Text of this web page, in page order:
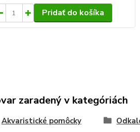
Pridať do košíka
zaradený v kategóriách
Akvaristické pomôcky